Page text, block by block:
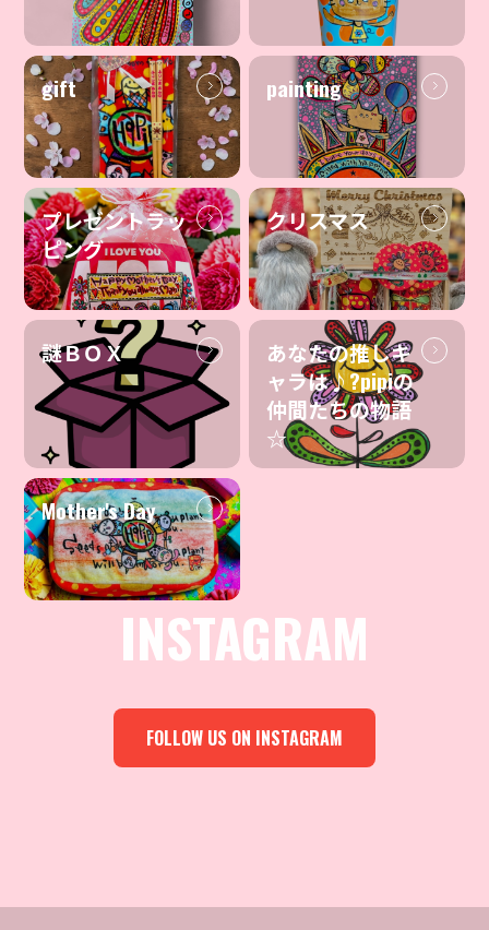
gift painting
プレゼントラッ
ピング
クリスマス
謎ＢＯＸ
あなたの推しキ
ャラは♪?pipiの
仲間たちの物語
☆
Mother's Day
INSTAGRAM
FOLLOW US ON INSTAGRAM